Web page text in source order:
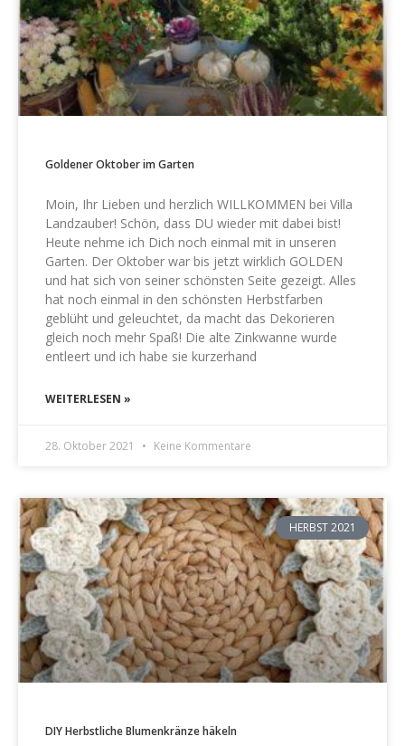
Goldener Oktober im Garten
Moin, Ihr Lieben und herzlich WILLKOMMEN bei Villa
Landzauber! Schön, dass DU wieder mit dabei bist!
Heute nehme ich Dich noch einmal mit in unseren
Garten. Der Oktober war bis jetzt wirklich GOLDEN
und hat sich von seiner schönsten Seite gezeigt. Alles
hat noch einmal in den schönsten Herbstfarben
geblüht und geleuchtet, da macht das Dekorieren
gleich noch mehr Spaß! Die alte Zinkwanne wurde
entleert und ich habe sie kurzerhand
WEITERLESEN »
28. Oktober 2021 Keine Kommentare
HERBST 2021
DIY Herbstliche Blumenkränze häkeln